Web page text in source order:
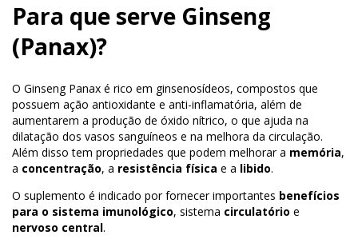
Para que serve Ginseng
(Panax)?
O Ginseng Panax é rico em ginsenosídeos, compostos que
possuem ação antioxidante e anti-inflamatória, além de
aumentarem a produção de óxido nítrico, o que ajuda na
dilatação dos vasos sanguíneos e na melhora da circulação.
Além disso tem propriedades que podem melhorar a memória,
a concentração, a resistência física e a libido.
O suplemento é indicado por fornecer importantes benefícios
para o sistema imunológico, sistema circulatório e
nervoso central.